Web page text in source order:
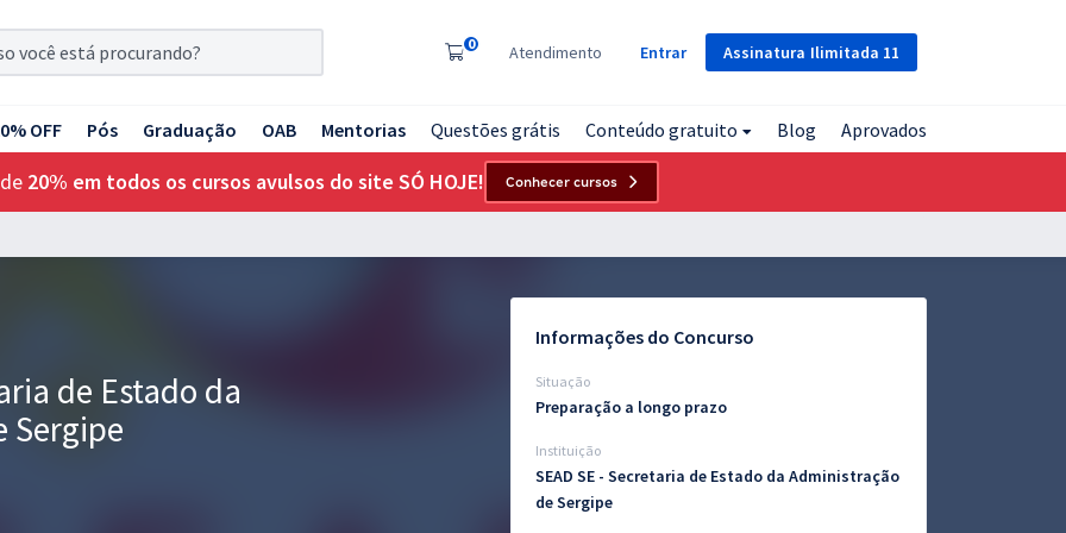
Assinatura Ilimitada 11
0 Atendimento Entrar
OFF Pós Graduação OAB Mentorias Questões grátis Conteúdo gratuito Blog Aprovados
20% em todos os cursos avulsos do site SÓ HOJE! Conhecer cursos
de Estado da
Sergipe
Informações do Concurso
Situação
Preparação a longo prazo
Instituição
SEAD SE - Secretaria de Estado da Administração
de Sergipe